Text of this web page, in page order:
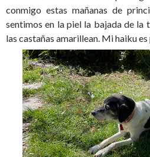
conmigo estas mañanas de
sentimos en la piel la bajada de la
las castañas amarillean. Mi haiku es